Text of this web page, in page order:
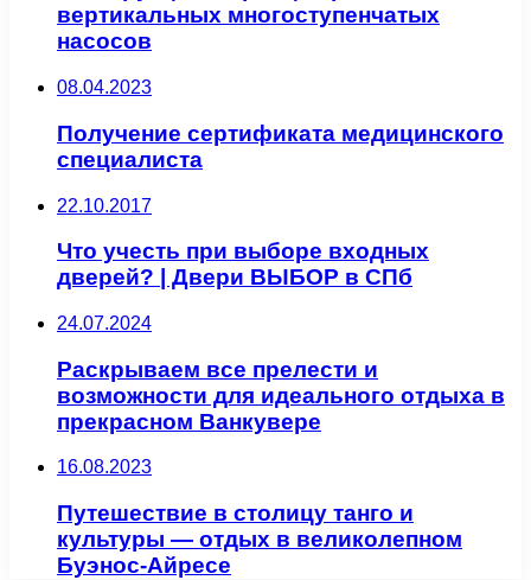
вертикальных многоступенчатых
насосов
08.04.2023
Получение сертификата медицинского
специалиста
22.10.2017
Что учесть при выборе входных
дверей? | Двери ВЫБОР в СПб
24.07.2024
Раскрываем все прелести и
возможности для идеального отдыха в
прекрасном Ванкувере
16.08.2023
Путешествие в столицу танго и
культуры — отдых в великолепном
Буэнос-Айресе